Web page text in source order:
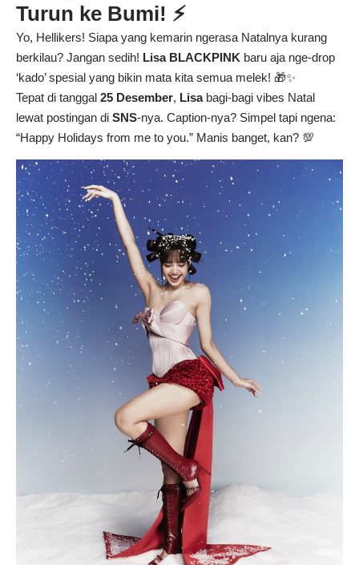
Turun ke Bumi! ⚡
Yo, Hellikers! Siapa yang kemarin ngerasa Natalnya kurang
berkilau? Jangan sedih! Lisa BLACKPINK baru aja nge-drop
‘kado’ spesial yang bikin mata kita semua melek! 🎁✨
Tepat di tanggal 25 Desember, Lisabagi-bagi vibes Natal
lewat postingan di SNS-nya. Caption-nya? Simpel tapi ngena:
“Happy Holidays from me to you.” Manis banget, kan? 💯